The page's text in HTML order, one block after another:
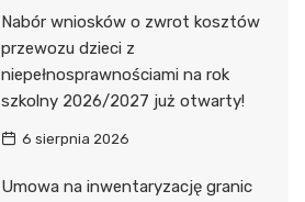
Nabór wniosków o zwrot kosztów
przewozu dzieci z
niepełnosprawnościami na rok
szkolny 2026/2027 już otwarty!
6 sierpnia 2026
Umowa na inwentaryzację granic